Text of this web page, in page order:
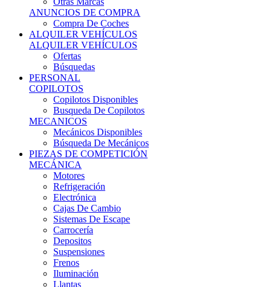
Compra De Coches
ALQUILER VEHÍCULOS
ALQUILER VEHÍCULOS
Ofertas
Búsquedas
PERSONAL
COPILOTOS
Copilotos Disponibles
Busqueda De Copilotos
MECANICOS
Mecánicos Disponibles
Búsqueda De Mecánicos
PIEZAS DE COMPETICIÓN
MECÁNICA
Motores
Refrigeración
Electrónica
Cajas De Cambio
Sistemas De Escape
Carrocería
Depositos
Suspensiones
Frenos
Iluminación
Llantas
NEUMÁTICOS DE ASFALTO